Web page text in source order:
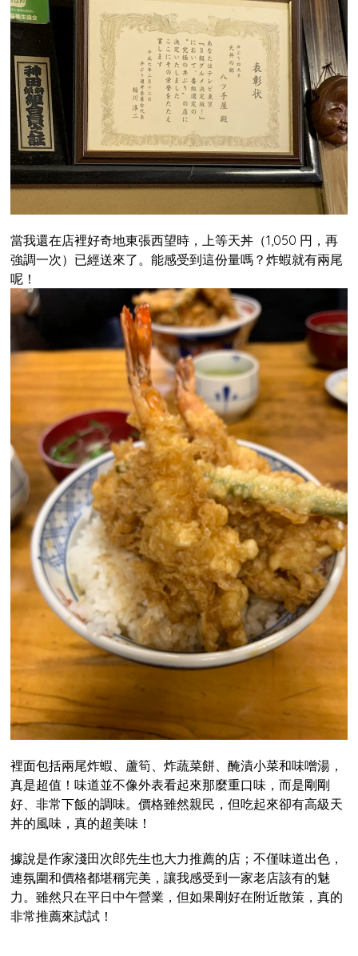
當我還在店裡好奇地東張西望時，上等天丼（1,050 円，再
強調一次）已經送來了。能感受到這份量嗎？炸蝦就有兩尾
呢！
裡面包括兩尾炸蝦、蘆筍、炸蔬菜餅、醃漬小菜和味噌湯，
真是超值！味道並不像外表看起來那麼重口味，而是剛剛
好、非常下飯的調味。價格雖然親民，但吃起來卻有高級天
丼的風味，真的超美味！
據說是作家淺田次郎先生也大力推薦的店；不僅味道出色，
連氛圍和價格都堪稱完美，讓我感受到一家老店該有的魅
力。雖然只在平日中午營業，但如果剛好在附近散策，真的
非常推薦來試試！